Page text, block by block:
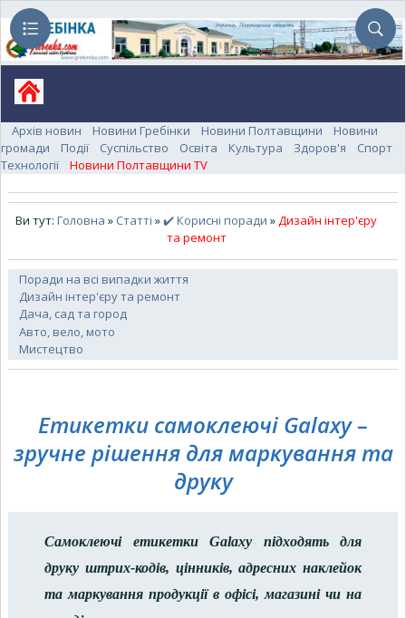
Архів новин Новини Гребінки Новини Полтавщини
Новини
громади
Події Суспільство Освіта Культура Здоров'я
Спорт
Технології
Новини Полтавщини TV
Ви тут: Головна » Статті »✔️ Корисні поради » Дизайн інтер'єру
та ремонт
Поради на всі випадки життя
Дизайн інтер'єру та ремонт
Дача, сад та город
Авто, вело, мото
Мистецтво
Етикетки самоклеючі Galaxy –
зручне рішення для маркування та
друку
Самоклеючі етикетки Galaxy підходять для
друку штрих-кодів, цінників, адресних наклейок
та маркування продукції в офісі, магазині чи на